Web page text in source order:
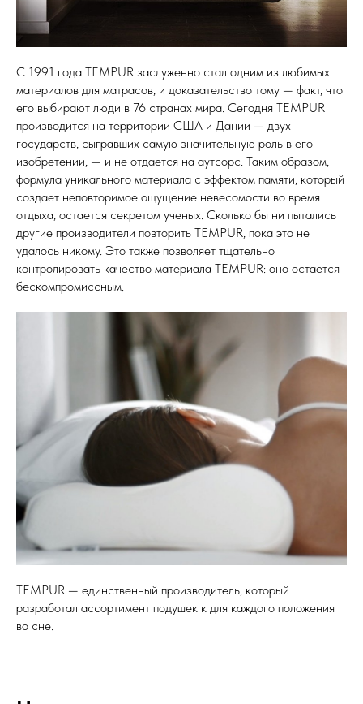
С 1991 года TEMPUR заслуженно стал одним из любимых
материалов для матрасов, и доказательство тому — факт, что
его выбирают люди в 76 странах мира. Сегодня TEMPUR
производится на территории США и Дании — двух
государств, сыгравших самую значительную роль в его
изобретении, — и не отдается на аутсорс. Таким образом,
формула уникального материала с эффектом памяти, который
создает неповторимое ощущение невесомости во время
отдыха, остается секретом ученых. Сколько бы ни пытались
другие производители повторить TEMPUR, пока это не
удалось никому. Это также позволяет тщательно
контролировать качество материала TEMPUR: оно остается
бескомпромиссным.
TEMPUR — единственный производитель, который
разработал ассортимент подушек к для каждого положения
во сне.